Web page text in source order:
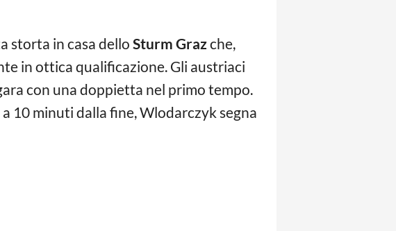
storta in casa dello Sturm Grazche,
in ottica qualificazione. Gli austriaci
con una doppietta nel primo tempo.
10 minuti dalla fine, Wlodarczyk segna